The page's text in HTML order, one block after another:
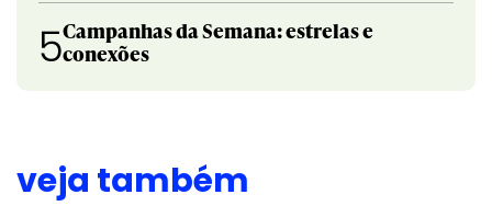
5Campanhas da Semana: estrelas e
conexões
veja também